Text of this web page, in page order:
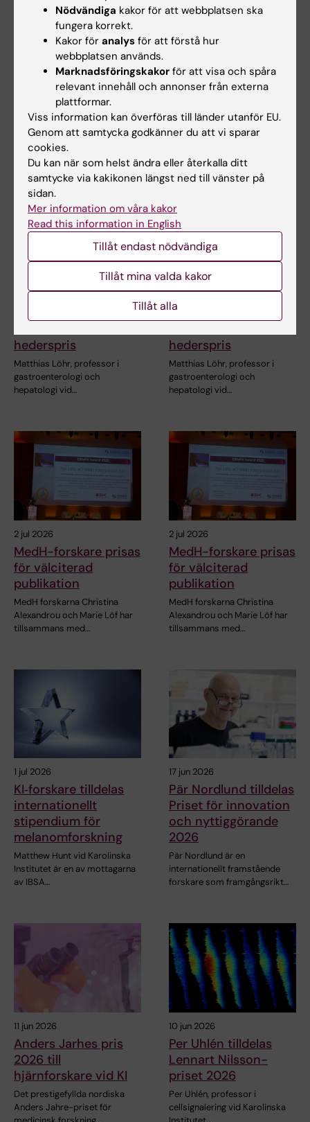
KI Kommunikati… 2024-05-30
Innehållsgranskare:
Jelaine Legaspi
Relaterade artiklar
CLINTEC-professor
hederspris
Matthias Löhr, professor i
gastroenterologi och
hepatologi vid…
3 jul 2026
CLINTEC-professor
tilldelas
hederspris
Matthias Löhr, professor i
gastroenterologi och
hepatologi vid…
2 jul 2026
MedH-forskare prisas
för välciterad
publikation
MedH forskarna Christina
Alexandrou och Marie Löf har
tillsammans med…
2 jul 2026
MedH-forskare prisas
för välciterad
publikation
MedH forskarna Christina
Alexandrou och Marie Löf har
tillsammans med…
1 jul 2026
KI‑forskare tilldelas
internationellt
stipendium för
melanomforskning
Matthew Hunt vid Karolinska
Institutet är en av mottagarna
av IBSA…
17 jun 2026
Pär Nordlund tilldelas
Priset för innovation
och nyttiggörande
2026
Pär Nordlund är en
internationellt framstående
forskare som framgångsrikt…
11 jun 2026
Anders Jarhes pris
2026 till
hjärnforskare vid KI
Det prestigefyllda nordiska
Anders Jahre-priset för
10 jun 2026
Per Uhlén tilldelas
Lennart Nilsson-
priset 2026
Per Uhlén, professor i
cellsignalering vid Karolinska
Nödvändiga kakor för att webbplatsen ska
fungera korrekt.
Kakor för analys för att förstå hur
webbplatsen används.
Marknadsföringskakor för att visa och spåra
relevant innehåll och annonser från externa
plattformar.
Viss information kan överföras till länder utanför EU.
Genom att samtycka godkänner du att vi sparar
cookies.
Du kan när som helst ändra eller återkalla ditt
samtycke via kakikonen längst ned till vänster på
sidan.
Mer information om våra kakor
Read this information in English
Tillåt endast nödvändiga
Tillåt mina valda kakor
Tillåt alla